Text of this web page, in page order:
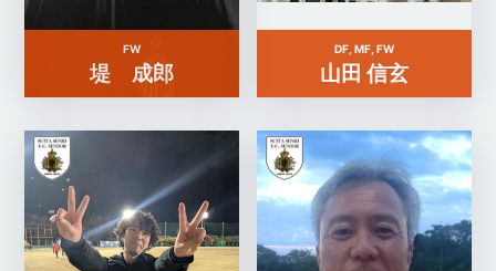
FW
堤 成郎
DF, MF, FW
山田 信玄